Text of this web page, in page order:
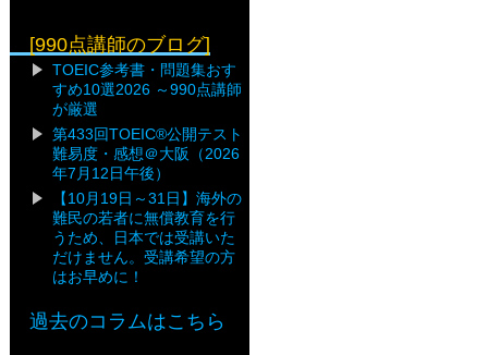
[990点講師のブログ]
TOEIC参考書・問題集おす
すめ10選2026 ～990点講師
が厳選
第433回TOEIC®公開テスト
難易度・感想＠大阪（2026
年7月12日午後）
【10月19日～31日】海外の
難民の若者に無償教育を行
うため、日本では受講いた
だけません。受講希望の方
はお早めに！
過去のコラムはこちら